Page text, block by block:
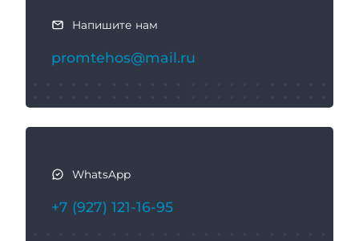
Напишите нам
promtehos@mail.ru
WhatsApp
+7 (927) 121-16-95